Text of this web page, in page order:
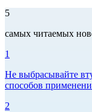
5
самых читаемых
1
Не выбрасывайте
способов
2